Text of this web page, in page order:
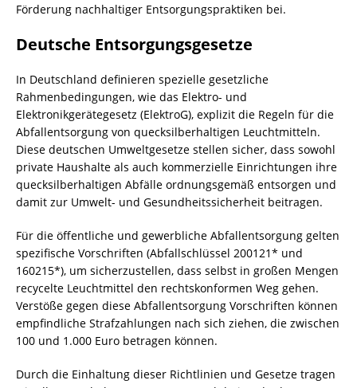
Förderung nachhaltiger Entsorgungspraktiken bei.
Deutsche Entsorgungsgesetze
In Deutschland definieren spezielle gesetzliche
Rahmenbedingungen, wie das Elektro- und
Elektronikgerätegesetz (ElektroG), explizit die Regeln für die
Abfallentsorgung von quecksilberhaltigen Leuchtmitteln.
Diese deutschen Umweltgesetze stellen sicher, dass sowohl
private Haushalte als auch kommerzielle Einrichtungen ihre
quecksilberhaltigen Abfälle ordnungsgemäß entsorgen und
damit zur Umwelt- und Gesundheitssicherheit beitragen.
Für die öffentliche und gewerbliche Abfallentsorgung gelten
spezifische Vorschriften (Abfallschlüssel 200121* und
160215*), um sicherzustellen, dass selbst in großen Mengen
recycelte Leuchtmittel den rechtskonformen Weg gehen.
Verstöße gegen diese Abfallentsorgung Vorschriften können
empfindliche Strafzahlungen nach sich ziehen, die zwischen
100 und 1.000 Euro betragen können.
Durch die Einhaltung dieser Richtlinien und Gesetze tragen